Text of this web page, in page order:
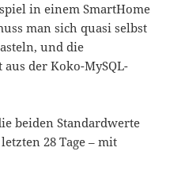
in einem SmartHome
man sich quasi selbst
und die
der Koko-MySQL-
beiden Standardwerte
28 Tage – mit